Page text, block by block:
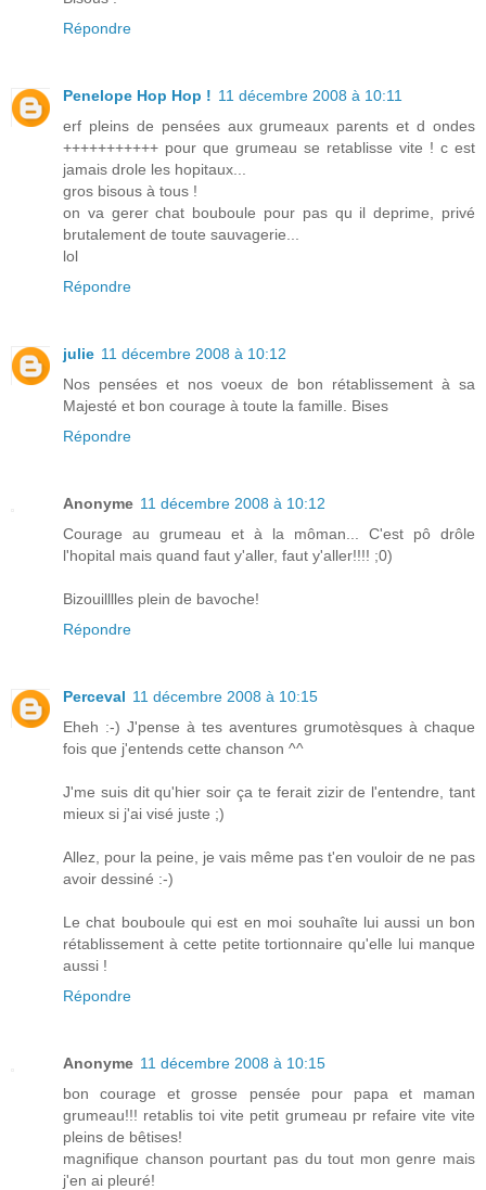
Répondre
Penelope Hop Hop ! 11 décembre 2008 à 10:11
erf pleins de pensées aux grumeaux parents et d ondes
+++++++++++ pour que grumeau se retablisse vite ! c est
jamais drole les hopitaux...
gros bisous à tous !
on va gerer chat bouboule pour pas qu il deprime, privé
brutalement de toute sauvagerie...
lol
Répondre
julie 11 décembre 2008 à 10:12
Nos pensées et nos voeux de bon rétablissement à sa
Majesté et bon courage à toute la famille. Bises
Répondre
Anonyme 11 décembre 2008 à 10:12
Courage au grumeau et à la môman... C'est pô drôle
l'hopital mais quand faut y'aller, faut y'aller!!!! ;0)
Bizouilllles plein de bavoche!
Répondre
Perceval 11 décembre 2008 à 10:15
Eheh :-) J'pense à tes aventures grumotèsques à chaque
fois que j'entends cette chanson ^^
J'me suis dit qu'hier soir ça te ferait zizir de l'entendre, tant
mieux si j'ai visé juste ;)
Allez, pour la peine, je vais même pas t'en vouloir de ne pas
avoir dessiné :-)
Le chat bouboule qui est en moi souhaîte lui aussi un bon
rétablissement à cette petite tortionnaire qu'elle lui manque
aussi !
Répondre
Anonyme 11 décembre 2008 à 10:15
bon courage et grosse pensée pour papa et maman
grumeau!!! retablis toi vite petit grumeau pr refaire vite vite
pleins de bêtises!
magnifique chanson pourtant pas du tout mon genre mais
j'en ai pleuré!